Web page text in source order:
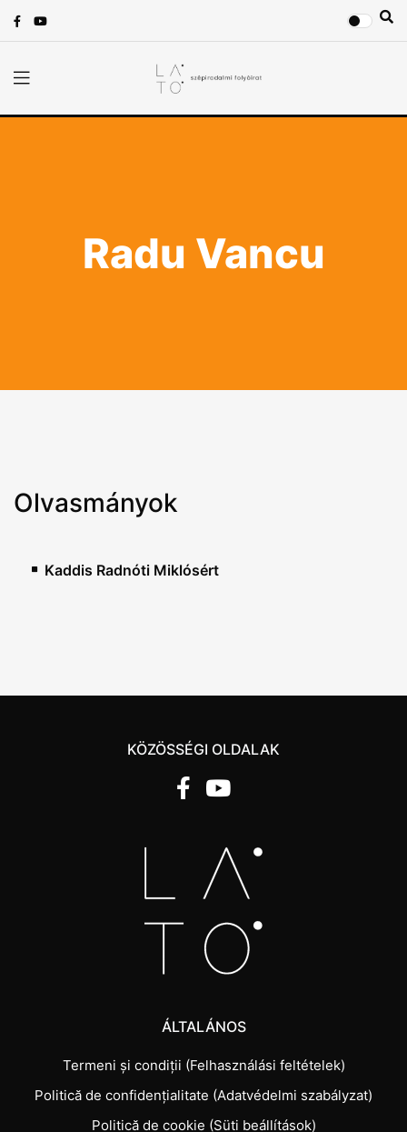
Radu Vancu
Olvasmányok
Kaddis Radnóti Miklósért
KÖZÖSSÉGI OLDALAK
ÁLTALÁNOS
Termeni și condiții (Felhasználási feltételek)
Politică de confidențialitate (Adatvédelmi szabályzat)
Politică de cookie (Süti beállítások)